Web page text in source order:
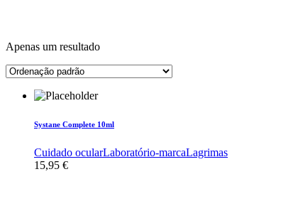
Apenas um resultado
Systane Complete 10ml
Cuidado ocularLaboratório-marcaLagrimas
15,95 €